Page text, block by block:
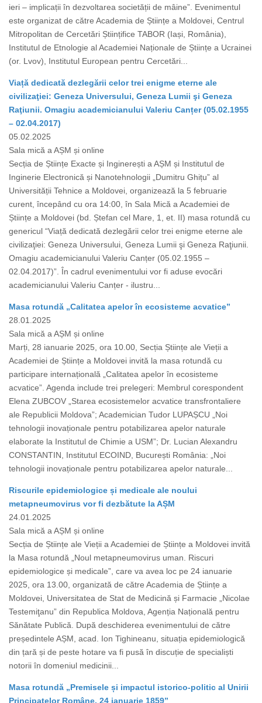
ieri – implicații în dezvoltarea societății de mâine”. Evenimentul
este organizat de către Academia de Științe a Moldovei, Centrul
Mitropolitan de Cercetări Științifice TABOR (Iași, România),
Institutul de Etnologie al Academiei Naționale de Științe a Ucrainei
(or. Lvov), Institutul European pentru Cercetări...
Viață dedicată dezlegării celor trei enigme eterne ale
civilizaţiei: Geneza Universului, Geneza Lumii şi Geneza
Raţiunii. Omagiu academicianului Valeriu Canțer (05.02.1955
– 02.04.2017)
05.02.2025
Sala mică a AȘM și online
Secția de Științe Exacte și Inginerești a AȘM și Institutul de
Inginerie Electronică și Nanotehnologii „Dumitru Ghițu” al
Universității Tehnice a Moldovei, organizează la 5 februarie
curent, începând cu ora 14:00, în Sala Mică a Academiei de
Științe a Moldovei (bd. Ștefan cel Mare, 1, et. II) masa rotundă cu
genericul “Viață dedicată dezlegării celor trei enigme eterne ale
civilizaţiei: Geneza Universului, Geneza Lumii şi Geneza Raţiunii.
Omagiu academicianului Valeriu Canțer (05.02.1955 –
02.04.2017)”. În cadrul evenimentului vor fi aduse evocări
academicianului Valeriu Canțer - ilustru...
Masa rotundă „Calitatea apelor în ecosisteme acvatice”
28.01.2025
Sala mică a AȘM și online
Marți, 28 ianuarie 2025, ora 10.00, Secția Științe ale Vieții a
Academiei de Științe a Moldovei invită la masa rotundă cu
participare internațională „Calitatea apelor în ecosisteme
acvatice”. Agenda include trei prelegeri: Membrul corespondent
Elena ZUBCOV „Starea ecosistemelor acvatice transfrontaliere
ale Republicii Moldova”; Academician Tudor LUPAȘCU „Noi
tehnologii inovaționale pentru potabilizarea apelor naturale
elaborate la Institutul de Chimie a USM”; Dr. Lucian Alexandru
CONSTANTIN, Institutul ECOIND, București România: „Noi
tehnologii inovaționale pentru potabilizarea apelor naturale...
Riscurile epidemiologice și medicale ale noului
metapneumovirus vor fi dezbătute la AȘM
24.01.2025
Sala mică a AȘM și online
Secția de Științe ale Vieții a Academiei de Științe a Moldovei invită
la Masa rotundă „Noul metapneumovirus uman. Riscuri
epidemiologice și medicale”, care va avea loc pe 24 ianuarie
2025, ora 13.00, organizată de către Academia de Științe a
Moldovei, Universitatea de Stat de Medicină și Farmacie „Nicolae
Testemiţanu” din Republica Moldova, Agenția Națională pentru
Sănătate Publică. După deschiderea evenimentului de către
președintele AȘM, acad. Ion Tighineanu, situația epidemiologică
din țară și de peste hotare va fi pusă în discuție de specialiști
notorii în domeniul medicinii...
Masa rotundă „Premisele și impactul istorico-politic al Unirii
Principatelor Române, 24 ianuarie 1859”